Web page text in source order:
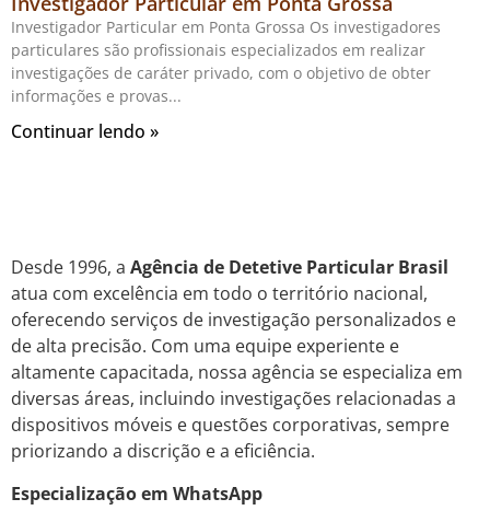
Investigador Particular em Ponta Grossa Os investigadores
particulares são profissionais especializados em realizar
investigações de caráter privado, com o objetivo de obter
informações e provas
Continuar lendo »
Desde 1996, a Agência de Detetive Particular Brasil
atua com excelência em todo o território nacional,
oferecendo serviços de investigação personalizados e
de alta precisão. Com uma equipe experiente e
altamente capacitada, nossa agência se especializa em
diversas áreas, incluindo investigações relacionadas a
dispositivos móveis e questões corporativas, sempre
priorizando a discrição e a eficiência.
Especialização em WhatsApp